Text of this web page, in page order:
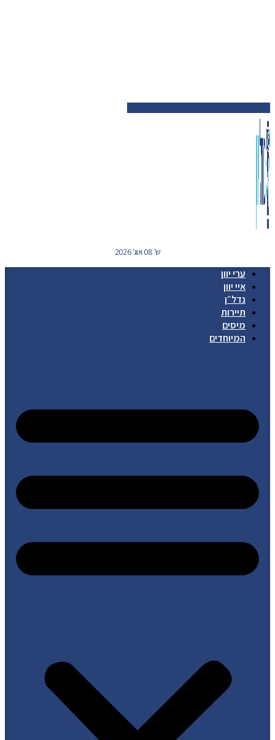
ש' 08 אוג' 2026
ערי יוון
איי יוון
נדל״ן
תיירות
מיסים
המיוחדים